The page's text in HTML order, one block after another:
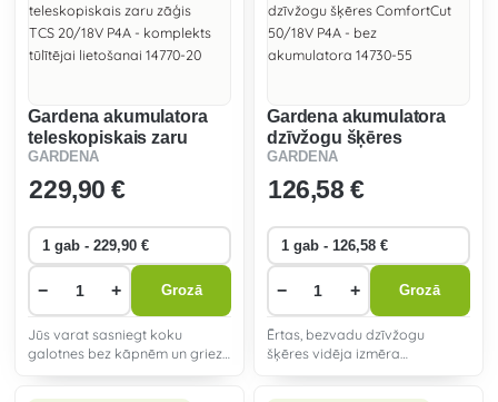
Gardena akumulatora
teleskopiskais zaru
zāģis TCS 20/18V P4A -
komplekts tūlītējai
lietošanai 14770-20
GARDENA
229,90 €
− + Grozā
Jūs varat sasniegt koku
galotnes bez kāpnēm un griezt
Gardena akumulatora
dzīvžogu šķēres
ComfortCut 50/18V P4A
- bez akumulatora
14730-55
GARDENA
126,58 €
− + Grozā
Ērtas, bezvadu dzīvžogu
šķēres vidēja izmēra